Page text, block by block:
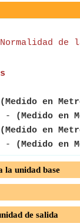
Normalidad de
(Medido en
- (Medido en
(Medido en
- (Medido en
la unidad base
de salida